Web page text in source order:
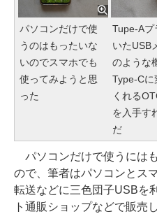
パソコンだけで使
うのはもったいな
いのでスマホでも
使ってみようと思
った
Tupe-Aプ
いたUSB
のような
Type-Cに
くれる
を入手す
だ
パソコンだけで使うには
ので、筆者はパソコンとス
転送などに三色団子USBを
ト通販ショップなどで販売